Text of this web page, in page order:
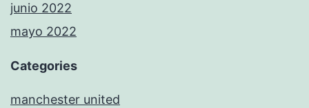
junio 2022
mayo 2022
Categories
manchester united